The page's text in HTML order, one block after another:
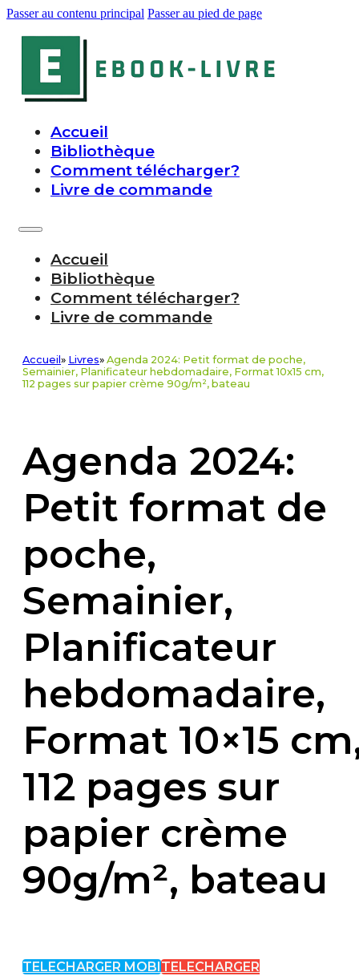
Passer au contenu principal Passer au pied de page
Accueil
Bibliothèque
Comment télécharger?
Livre de commande
Accueil
Bibliothèque
Comment télécharger?
Livre de commande
Accueil » Livres» Agenda 2024: Petit format de poche,
Semainier, Planificateur hebdomadaire, Format 10x15 cm,
112 pages sur papier crème 90g/m², bateau
Agenda 2024:
Petit format de
poche,
Semainier,
Planificateur
hebdomadaire,
Format 10×15
112 pages sur
papier crème
90g/m², bateau
TELECHARGER MOBI TELECHARGER